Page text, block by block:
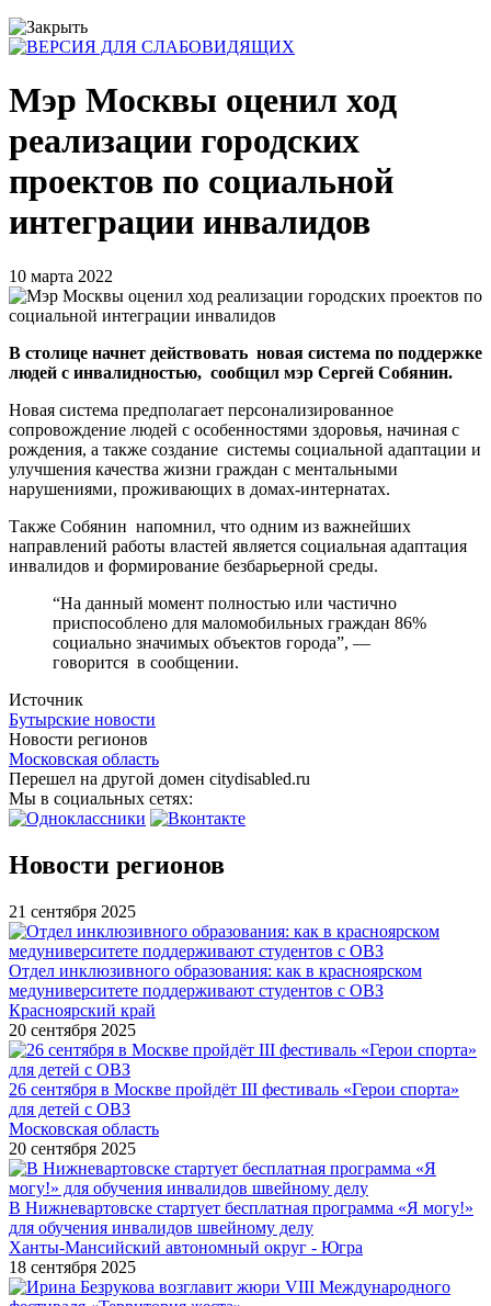
Мэр Москвы оценил ход
реализации городских
проектов по социальной
интеграции инвалидов
10 марта 2022
В столице начнет действовать новая система по поддержке
людей с инвалидностью, сообщил мэр Сергей Собянин.
Новая система предполагает персонализированное
сопровождение людей с особенностями здоровья, начиная с
рождения, а также создание системы социальной адаптации и
улучшения качества жизни граждан с ментальными
нарушениями, проживающих в домах-интернатах.
Также Собянин напомнил, что одним из важнейших
направлений работы властей является социальная адаптация
инвалидов и формирование безбарьерной среды.
“На данный момент полностью или частично
приспособлено для маломобильных граждан 86%
социально значимых объектов города”, —
говорится в сообщении.
Источник
Бутырские новости
Новости регионов
Московская область
Перешел на другой домен citydisabled.ru
Мы в социальных сетях:
Новости регионов
21 сентября 2025
Отдел инклюзивного образования: как в красноярском
медуниверситете поддерживают студентов с ОВЗ
Красноярский край
20 сентября 2025
26 сентября в Москве пройдёт III фестиваль «Герои спорта»
для детей с ОВЗ
Московская область
20 сентября 2025
В Нижневартовске стартует бесплатная программа «Я могу!»
для обучения инвалидов швейному делу
Ханты-Мансийский автономный округ - Югра
18 сентября 2025